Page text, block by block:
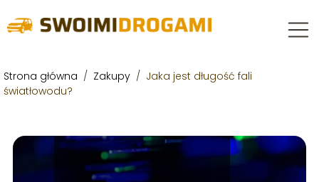
Strona główna / Zakupy / Jaka jest długość fali
światłowodu?